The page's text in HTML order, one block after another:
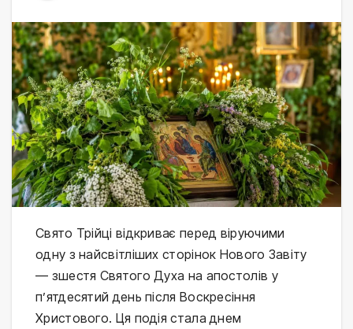
Свято Трійці відкриває перед віруючими
одну з найсвітліших сторінок Нового Завіту
— зшестя Святого Духа на апостолів у
п’ятдесятий день після Воскресіння
Христового. Ця подія стала днем